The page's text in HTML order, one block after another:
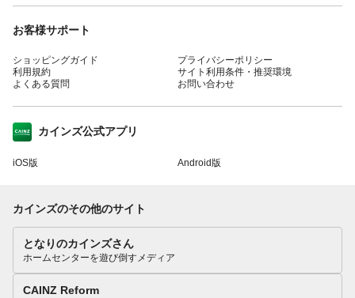
お客様サポート
ショッピングガイド
利用規約
よくある質問
プライバシーポリシー
サイト利用条件・推奨環境
お問い合わせ
カインズ公式アプリ
iOS版 Android版
カインズのその他のサイト
となりのカインズさん
ホームセンターを遊び倒すメディア
CAINZ Reform